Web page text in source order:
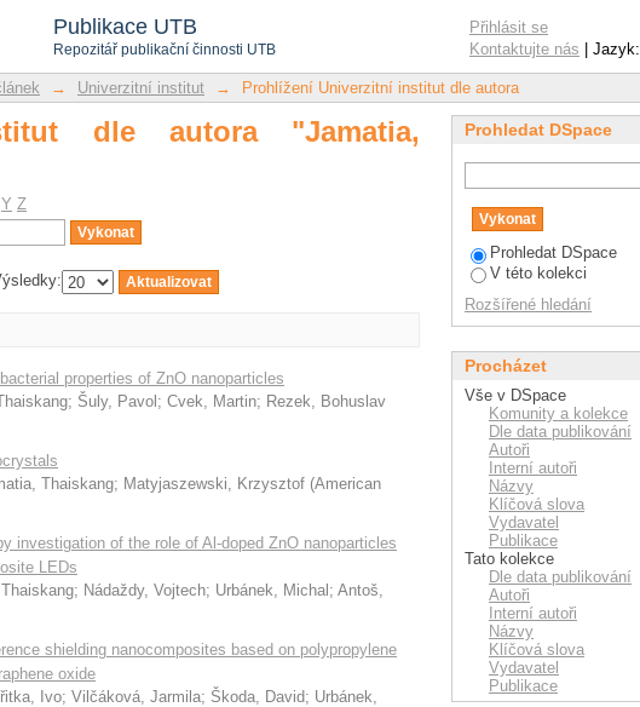
Publikace UTB
Repozitář publikační činnosti UTB
autora "Jamatia, Thaiskang"
Přihlásit se
Kontaktujte nás | Jazyk:
→ Univerzitní institut → Prohlížení Univerzitní institut dle autora
dle autora "Jamatia,
Y Z
properties of ZnO nanoparticles
; Šuly, Pavol ; Cvek, Martin; Rezek, Bohuslav
Thaiskang; Matyjaszewski, Krzysztof (American
investigation of the role of Al-doped ZnO nanoparticles
LEDs
; Nádaždy, Vojtech; Urbánek, Michal ; Antoš,
shielding nanocomposites based on polypropylene
oxide
Ivo; Vilčáková, Jarmila; Škoda, David; Urbánek,
Prohledat DSpace
Prohledat DSpace
V této kolekci
Rozšířené hledání
Procházet
Vše v DSpace
Komunity a kolekce
Dle data publikování
Autoři
Interní autoři
Názvy
Klíčová slova
Vydavatel
Publikace
Tato kolekce
Dle data publikování
Autoři
Interní autoři
Názvy
Klíčová slova
Vydavatel
Publikace